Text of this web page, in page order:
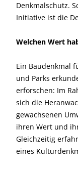
Denkmalschutz.
Initiative ist die
Welchen Wert
Ein Baudenkmal
und Parks
erforschen: Im
sich die
gewachsenen
ihren Wert und
Gleichzeitig
eines